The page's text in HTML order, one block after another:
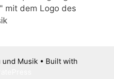
Musik • Built with